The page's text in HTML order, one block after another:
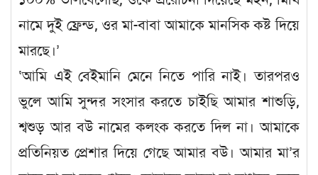
নামে দুই ফ্রেন্ড, ওর মা-বাবা আমাকে মানসিক কষ্ট দিয়ে
মারছে।’
‘আমি এই বেইমানি মেনে নিতে পারি নাই। তারপরও
ভুলে আমি সুন্দর সংসার করতে চাইছি আমার শাশুড়ি,
শ্বশুড় আর বউ নামের কলংক করতে দিল না। আমাকে
প্রতিনিয়ত প্রেশার দিয়ে গেছে আমার বউ। আমার মা’র